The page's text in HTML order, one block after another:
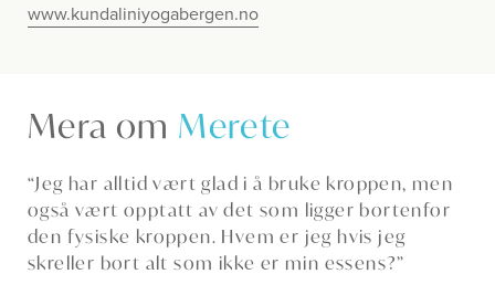
www.kundaliniyogabergen.no
Mera om Merete
“Jeg har alltid vært glad i å bruke kroppen, men
også vært opptatt av det som ligger bortenfor
den fysiske kroppen. Hvem er jeg hvis jeg
skreller bort alt som ikke er min essens?”